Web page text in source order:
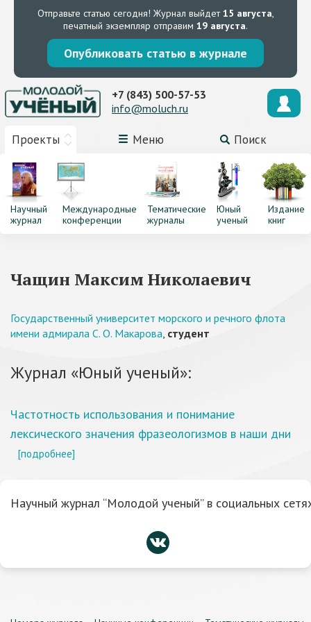
Отправьте статью сегодня! Журнал выйдет15 августа,
печатный экземпляр отправим 19 августа.
Опубликовать статью в журнале
Проекты Меню Поиск
+7 (843) 500-57-53
info@moluch.ru
Научный
журнал
Международные
конференции
Тематические
журналы
Юный
ученый
Издание
книг
Чащин Максим Николаевич
Государственный университет морского и речного флота
имени адмирала С. О. Макарова, студент
Журнал «Юный ученый»:
Частотность использования и понимание
лексического значения фразеологизмов в наши дни
[подробнее]
Научный журнал “Молодой ученый” в социальных